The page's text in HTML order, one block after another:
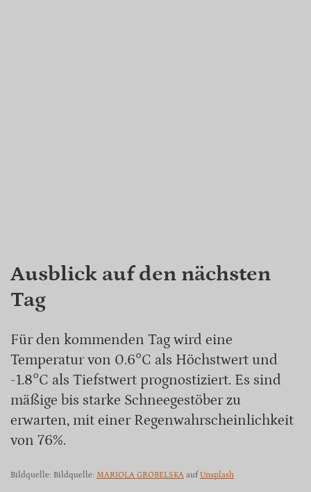
Ausblick auf den nächsten
Tag
Für den kommenden Tag wird eine
Temperatur von 0.6°C als Höchstwert und
-1.8°C als Tiefstwert prognostiziert. Es sind
mäßige bis starke Schneegestöber zu
erwarten, mit einer Regenwahrscheinlichkeit
von 76%.
Bildquelle: Bildquelle: MARIOLA GROBELSKA auf Unsplash